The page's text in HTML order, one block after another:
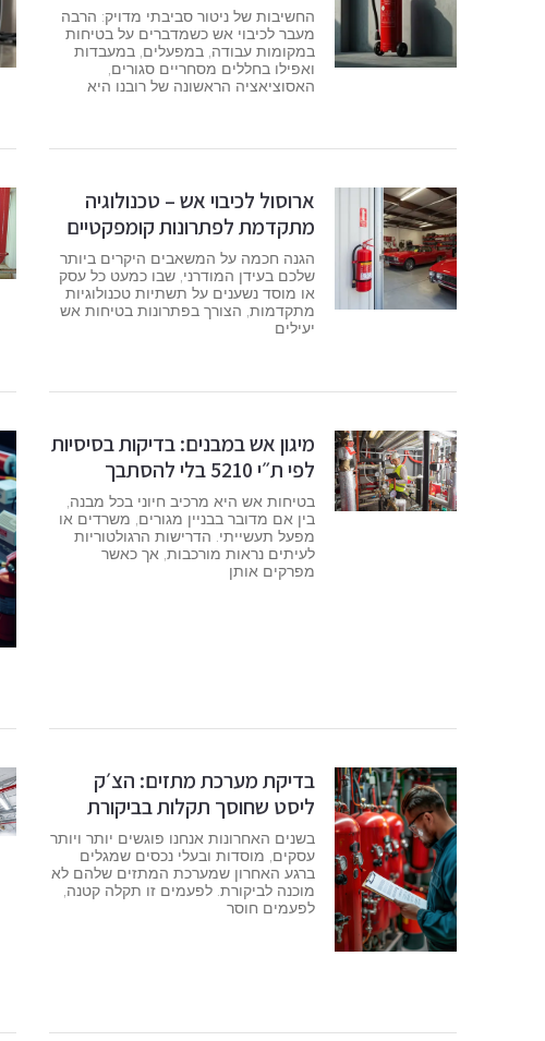
החשיבות של ניטור סביבתי מדויק: הרבה
מעבר לכיבוי אש כשמדברים על בטיחות
במקומות עבודה, במפעלים, במעבדות
ואפילו בחללים מסחריים סגורים,
האסוציאציה הראשונה של רובנו היא
ארוסול לכיבוי אש – טכנולוגיה
מתקדמת לפתרונות קומפקטיים
הגנה חכמה על המשאבים היקרים ביותר
שלכם בעידן המודרני, שבו כמעט כל עסק
או מוסד נשענים על תשתיות טכנולוגיות
מתקדמות, הצורך בפתרונות בטיחות אש
יעילים
מיגון אש במבנים: בדיקות בסיסיות
לפי ת״י 5210 בלי להסתבך
בטיחות אש היא מרכיב חיוני בכל מבנה,
בין אם מדובר בבניין מגורים, משרדים או
מפעל תעשייתי. הדרישות הרגולטוריות
לעיתים נראות מורכבות, אך כאשר
מפרקים אותן
בדיקת מערכת מתזים: הצ׳ק
ליסט שחוסך תקלות בביקורת
בשנים האחרונות אנחנו פוגשים יותר ויותר
עסקים, מוסדות ובעלי נכסים שמגלים
ברגע האחרון שמערכת המתזים שלהם לא
מוכנה לביקורת. לפעמים זו תקלה קטנה,
לפעמים חוסר